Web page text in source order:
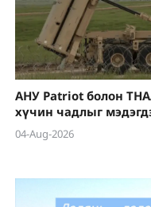
АНУ Patriot болон
хүчин чадлыг
төлөвлөж байна
04-Aug-2026